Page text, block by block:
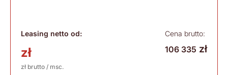
Leasing netto od:
zł
zł brutto / msc.
Cena brutto:
106 335 zł